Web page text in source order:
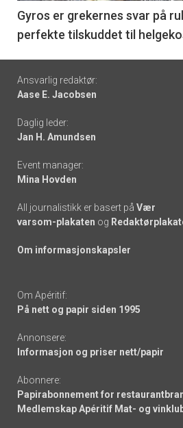
6
Gyros er grekernes svar på
perfekte tilskuddet til
Footer
-
links
Ansvarlig redaktør:
Aase E. Jacobsen
Daglig leder:
Jan H. Amundsen
Event manager:
Mina Hovden
All journalistikk er basert på Vær
varsom-plakaten og
Om informasjonskapsler
Om Apéritif:
På nett og papir siden 1995
Annonsere:
Informasjon og priser nett/papir
Abonnere:
Papirabonnement for
Medlemskap Apéritif Mat- og